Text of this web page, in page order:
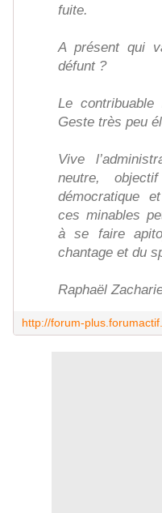
fuite.
A présent qui
défunt ?
Le contribuable
Geste très peu
Vive
neutre,
démocratique
ces minables
à se faire
chantage et du
Raphaël